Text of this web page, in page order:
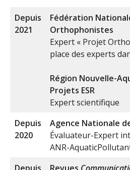
Depuis
2021
Fédération
Orthophonistes
Expert « Projet
place des experts
Région Nouvelle-
Projets ESR
Expert scientifique
Depuis
2020
Agence Nationale
Évaluateur-Expert
ANR-